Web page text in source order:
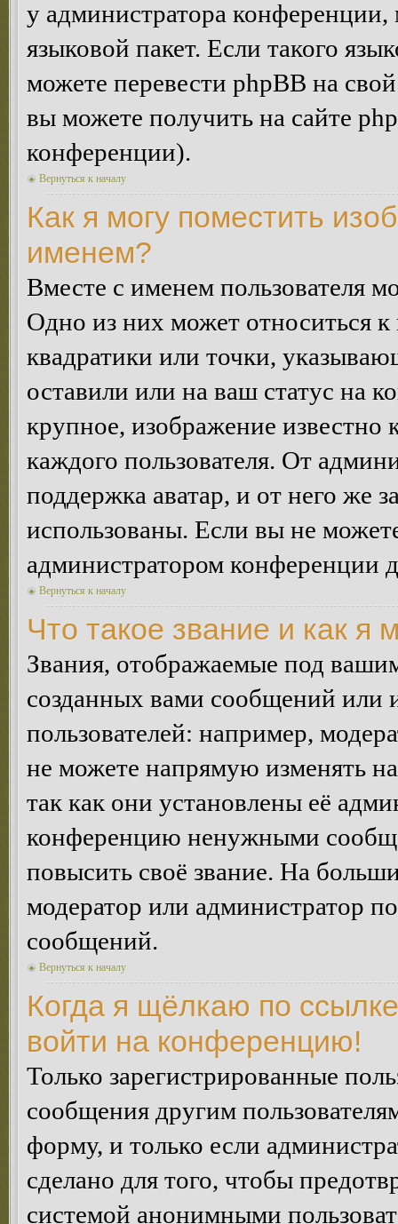
у администратора
языковой пакет. Если такого
можете перевести phpBB на
вы можете получить на сайте
конференции).
Вернуться к началу
Как я могу поместить
именем?
Вместе с именем пользователя
Одно из них может относиться
квадратики или точки,
оставили или на ваш статус на
крупное, изображение известно
каждого пользователя. От
поддержка аватар, и от него же
использованы. Если вы не
администратором конференции
Вернуться к началу
Что такое звание и как я
Звания, отображаемые под
созданных вами сообщений
пользователей: например,
не можете напрямую изменять
так как они установлены её
конференцию ненужными
повысить своё звание. На
модератор или администратор
сообщений.
Вернуться к началу
Когда я щёлкаю по
войти на конференцию!
Только зарегистрированные
сообщения другим
форму, и только если
сделано для того, чтобы
системой анонимными